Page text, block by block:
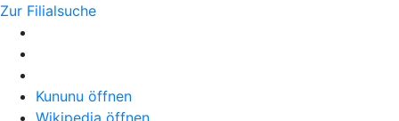
Zur Filialsuche
Kununu öffnen
Wikipedia öffnen